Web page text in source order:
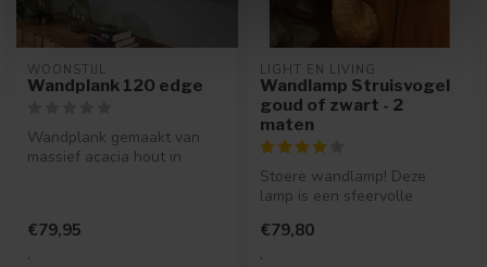
WOONSTIJL
Wandplank 120 edge
Wandplank gemaakt van
massief acacia hout in
€79,95
.
LIGHT EN LIVING
Wandlamp Struisvogel
goud of zwart - 2
maten
Stoere wandlamp! Deze
lamp is een sfeervolle
Met een...
€79,80
.